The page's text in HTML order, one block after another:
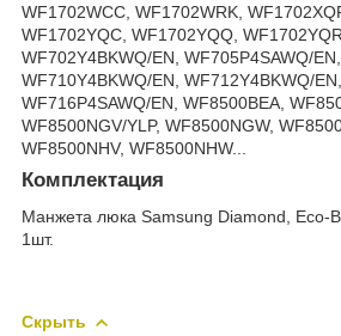
WF1702WCC, WF1702WRK,
WF1702YQC, WF1702YQQ,
WF702Y4BKWQ/EN, WF705P4SAWQ/
WF710Y4BKWQ/EN, WF712Y4BKWQ/
WF716P4SAWQ/EN, WF8500BEA,
WF8500NGV/YLP, WF8500NGW,
WF8500NHV, WF8500NHW...
Комплектация
Манжета люка Samsung Diamond, Eco-
1шт.
Скрыть